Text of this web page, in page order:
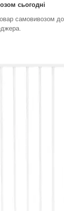
сьогодні
самовивозом до